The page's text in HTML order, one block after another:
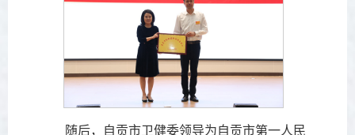
随后，自贡市卫健委领导为自贡市第一人民